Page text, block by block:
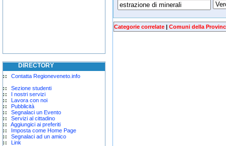
DIRECTORY
Contatta Regioneveneto.info
Sezione studenti
I nostri servizi
Lavora con noi
Pubblicità
Segnalaci un Evento
Servizi al cittadino
Aggiungici ai preferiti
Imposta come Home Page
Segnalaci ad un amico
Link
Categorie correlate | Comuni della